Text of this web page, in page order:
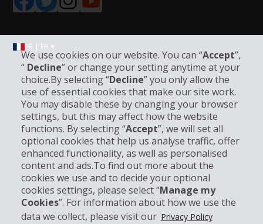
We use cookies on our website. You can “Accept”,
“ Decline” or change your setting anytime at your
choice.By selecting “Decline” you only allow the
use of essential cookies that make our site work.
You may disable these by changing your browser
settings, but this may affect how the website
functions. By selecting “Accept”, we will set all
optional cookies that help us analyse traffic, offer
enhanced functionality, as well as personalised
content and ads.To find out more about the
cookies we use and to decide your optional
cookies settings, please select “Manage my
Cookies”. For information about how we use the
data we collect, please visit our Privacy Policy
FR | FR ▾
Informations sur l'entreprise
Entreprise
Support client
Réserver avec Hertz